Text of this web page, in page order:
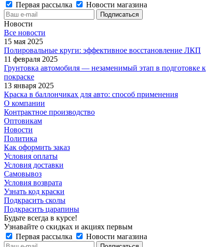
Первая рассылка
Новости магазина
Новости
Все новости
15 мая 2025
Полировальные круги: эффективное восстановление ЛКП
11 февраля 2025
Грунтовка автомобиля — незаменимый этап в подготовке к
покраске
13 января 2025
Краска в баллончиках для авто: способ применения
О компании
Контрактное производство
Оптовикам
Новости
Политика
Как оформить заказ
Условия оплаты
Условия доставки
Самовывоз
Условия возврата
Узнать код краски
Подкрасить сколы
Подкрасить царапины
Будьте всегда в курсе!
Узнавайте о скидках и акциях первым
Первая рассылка
Новости магазина